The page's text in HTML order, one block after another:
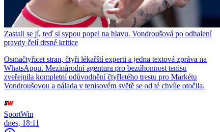
Zastali se jí, teď si sypou popel na hlavu. Vondroušová po odhalení
pravdy čelí drsné kritice
Osmačtyřicet stran, čtyři lékařští experti a jedna textová zpráva na
WhatsAppu. Mezinárodní agentura pro bezúhonnost tenisu
zveřejnila kompletní odůvodnění čtyřletého trestu pro Markétu
Vondroušovou a nálada v tenisovém světě se od té chvíle otočila.
SportWin
dnes, 18:11